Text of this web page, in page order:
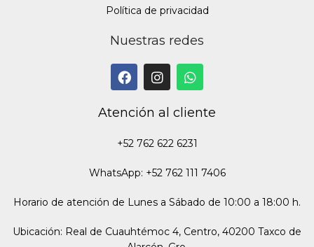
Política de privacidad
Nuestras redes
Atención al cliente
+52 762 622 6231
WhatsApp: +52 762 111 7406
Horario de atención de Lunes a Sábado de 10:00 a 18:00 h.
Ubicación: Real de Cuauhtémoc 4, Centro, 40200 Taxco de